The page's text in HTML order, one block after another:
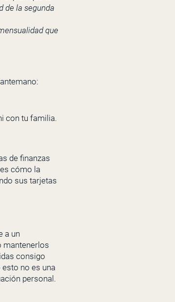
de la segunda
que
con tu familia.
de finanzas
cómo la
sus tarjetas
a un
mantenerlos
consigo
no es una
personal.